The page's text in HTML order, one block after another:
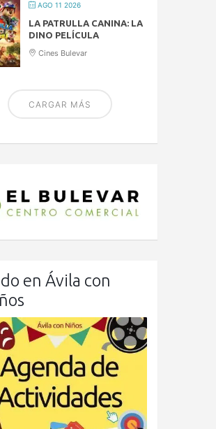
AGO 11 2026
LA PATRULLA CANINA: LA
DINO PELÍCULA
Cines Bulevar
CARGAR MÁS
en Ávila con